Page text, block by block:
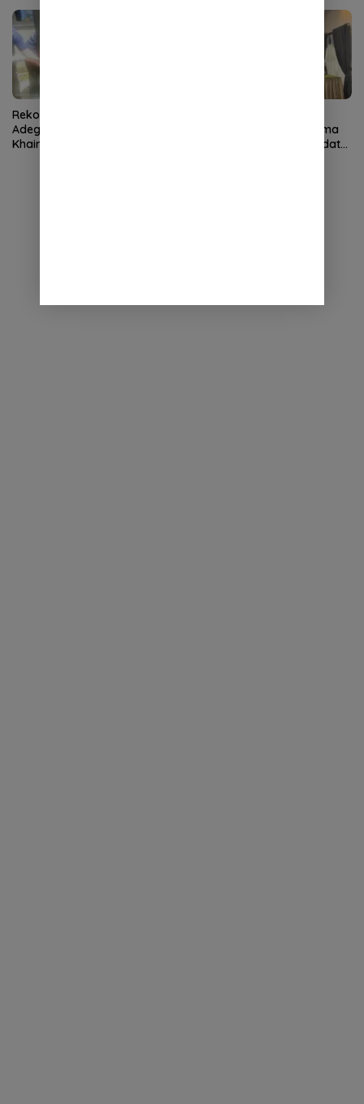
Rekonstruksi Ungkap 27
Adegan Pembunuhan Sahila
Khairunnisa, Polisi Pastikan
Pemkab Teken Kerja Sama
Penanganan Hukum Perdata